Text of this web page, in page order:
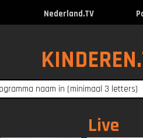
Nederland.TV
Live